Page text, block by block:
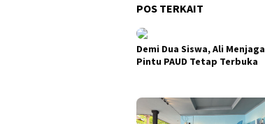
POS TERKAIT
Demi Dua Siswa, Ali Menjaga
Pintu PAUD Tetap Terbuka